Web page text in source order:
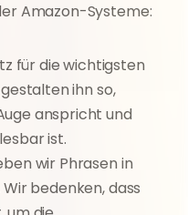
Amazon-Systeme:
für die wichtigsten
ihn so,
anspricht und
ist.
wir Phrasen in
bedenken, dass